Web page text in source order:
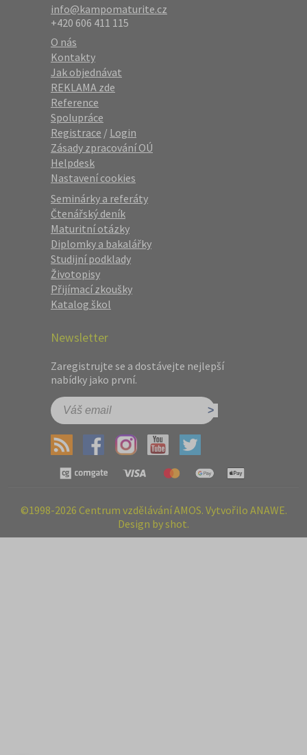
info@kampomaturite.cz
+420 606 411 115
O nás
Kontakty
Jak objednávat
REKLAMA zde
Reference
Spolupráce
Registrace / Login
Zásady zpracování OÚ
Helpdesk
Nastavení cookies
Seminárky a referáty
Čtenářský deník
Maturitní otázky
Diplomky a bakalářky
Studijní podklady
Životopisy
Přijímací zkoušky
Katalog škol
Newsletter
Zaregistrujte se a dostávejte nejlepší
nabídky jako první.
©1998-2026 Centrum vzdělávání AMOS. Vytvořilo ANAWE.
Design by shot.